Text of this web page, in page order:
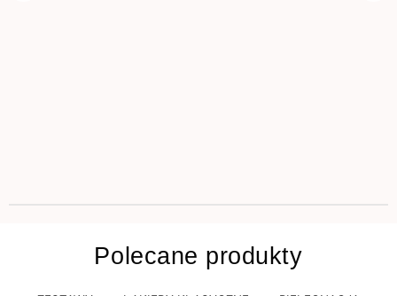
Polecane produkty